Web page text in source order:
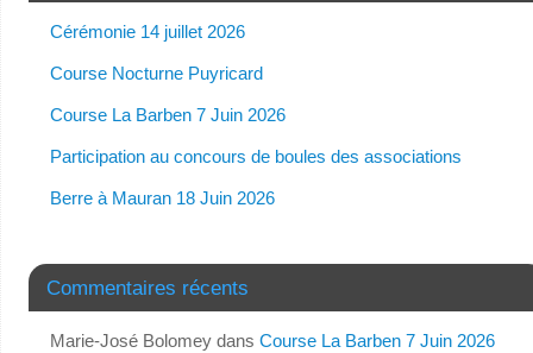
Cérémonie 14 juillet 2026
Course Nocturne Puyricard
Course La Barben 7 Juin 2026
Participation au concours de boules des associations
Berre à Mauran 18 Juin 2026
Commentaires récents
Marie-José Bolomeydans Course La Barben 7 Juin 2026